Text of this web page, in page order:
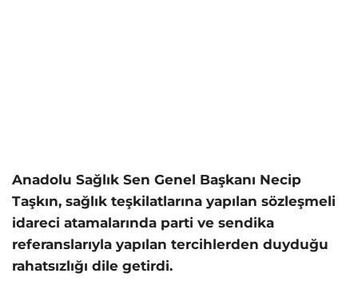
Anadolu Sağlık Sen Genel Başkanı Necip
Taşkın, sağlık teşkilatlarına yapılan sözleşmeli
idareci atamalarında parti ve sendika
referanslarıyla yapılan tercihlerden duyduğu
rahatsızlığı dile getirdi.